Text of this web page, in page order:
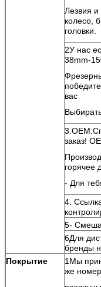
Лезвия
колесо,
головки.
2У нас
38mm-
вас
заказ!
горячее
- Для
4.
5-
6Для
бренды
Покрытие
1Мы
же